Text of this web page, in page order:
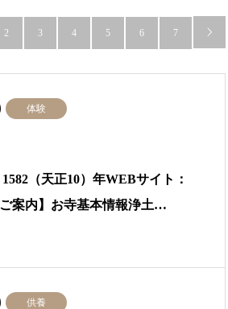
2 3 4 5 6 7 
体験
（天正10）年WEBサイト：
案内】お寺基本情報浄土…
供養